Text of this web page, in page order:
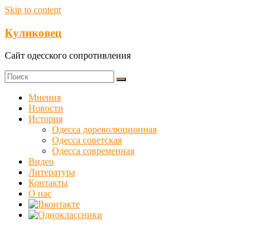
Skip to content
Куликовец
Сайт одесского сопротивления
Мнения
Новости
История
Одесса дореволюционная
Одесса советская
Одесса современная
Видео
Литература
Контакты
О нас